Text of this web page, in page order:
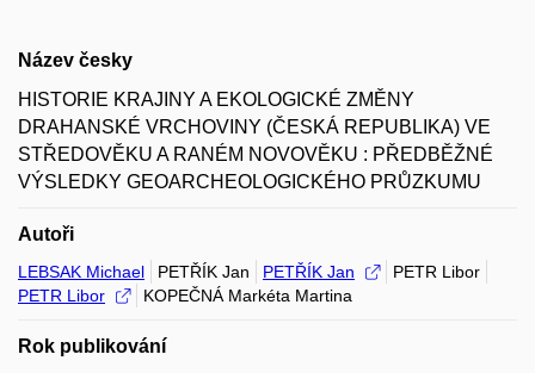
Název česky
HISTORIE KRAJINY A EKOLOGICKÉ ZMĚNY
DRAHANSKÉ VRCHOVINY (ČESKÁ REPUBLIKA) VE
STŘEDOVĚKU A RANÉM NOVOVĚKU : PŘEDBĚŽNÉ
VÝSLEDKY GEOARCHEOLOGICKÉHO PRŮZKUMU
Autoři
LEBSAK Michael PETŘÍK Jan PETŘÍK Jan
PETR Libor
PETR Libor
KOPEČNÁ Markéta Martina
Rok publikování